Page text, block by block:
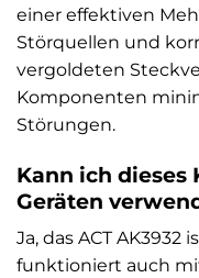
einer effektiven
Störquellen und
vergoldeten
Komponenten
Störungen.
Kann ich dieses
Geräten
Ja, das ACT
funktioniert auch